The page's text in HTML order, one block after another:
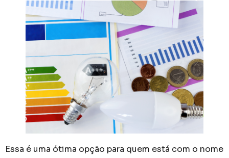
Essa é uma ótima opção para quem está com o nome